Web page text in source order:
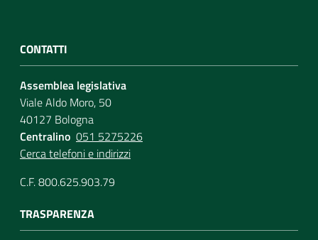
CONTATTI
Assemblea legislativa
Viale Aldo Moro, 50
40127 Bologna
Centralino 051 5275226
Cerca telefoni e indirizzi
C.F. 800.625.903.79
TRASPARENZA